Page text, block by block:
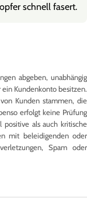
schnell fasert.
abgeben, unabhängig
Kundenkonto besitzen.
Kunden stammen, die
erfolgt keine Prüfung
als auch kritische
mit beleidigenden oder
Spam oder